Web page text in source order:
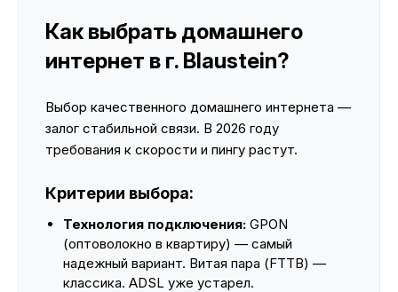
Как выбрать домашнего
интернет в г. Blaustein?
Выбор качественного домашнего интернета —
залог стабильной связи. В 2026 году
требования к скорости и пингу растут.
Критерии выбора:
Технология подключения: GPON
(оптоволокно в квартиру) — самый
надежный вариант. Витая пара (FTTB) —
классика. ADSL уже устарел.